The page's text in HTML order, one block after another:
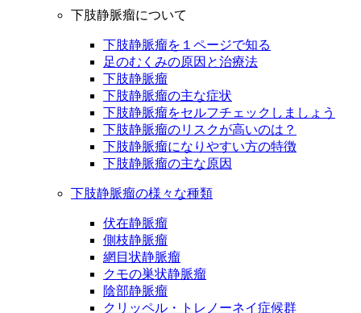
下肢静脈瘤について
下肢静脈瘤を１ページで知る
足のむくみの原因と治療法
下肢静脈瘤
下肢静脈瘤の主な症状
下肢静脈瘤をセルフチェックしましょう
下肢静脈瘤のリスクが高いのは？
下肢静脈瘤になりやすい方の特徴
下肢静脈瘤の主な原因
下肢静脈瘤の様々な種類
伏在静脈瘤
側枝静脈瘤
網目状静脈瘤
クモの巣状静脈瘤
陰部静脈瘤
クリッペル・トレノーネイ症候群